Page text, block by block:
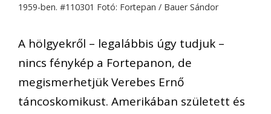
1959-ben. #110301 Fotó: Fortepan / Bauer Sándor
A hölgyekről – legalábbis úgy tudjuk –
nincs fénykép a Fortepanon, de
megismerhetjük Verebes Ernő
táncoskomikust. Amerikában született és